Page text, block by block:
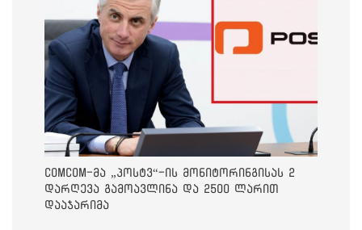
ComCom-მა „პოსტვ“-ის მონიტორინგისას 2
დარღევა გამოავლინა და 2500 ლარით
დააჯარიმა